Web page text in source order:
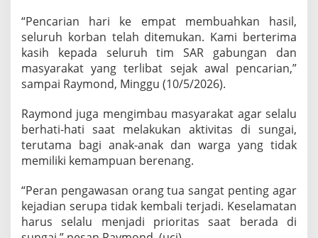
“Pencarian hari ke empat membuahkan hasil,
seluruh korban telah ditemukan. Kami berterima
kasih kepada seluruh tim SAR gabungan dan
masyarakat yang terlibat sejak awal pencarian,”
sampai Raymond, Minggu (10/5/2026).
Raymond juga mengimbau masyarakat agar selalu
berhati-hati saat melakukan aktivitas di sungai,
terutama bagi anak-anak dan warga yang tidak
memiliki kemampuan berenang.
“Peran pengawasan orang tua sangat penting agar
kejadian serupa tidak kembali terjadi. Keselamatan
harus selalu menjadi prioritas saat berada di